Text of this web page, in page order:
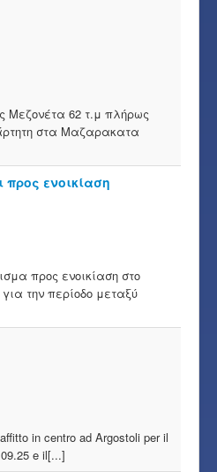
Μεζονέτα 62 τ.μ πλήρως
στα Μαζαρακατα
προς ενοικίαση
προς ενοικίαση στο
την περίοδο μεταξύ
in centro ad Argostoli per il
e il[...]